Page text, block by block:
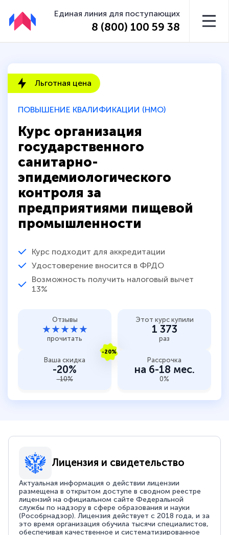
Единая линия для поступающих
8 (800) 100 59 38
ПОВЫШЕНИЕ КВАЛИФИКАЦИИ (НМО)
Курс организация
государственного
санитарно-
эпидемиологического
контроля за
предприятиями пищевой
промышленности
Курс подходит для аккредитации
Удостоверение вносится в ФРДО
Возможность получить налоговый вычет
13%
Льготная цена
Отзывы
★★★★★
прочитать
Этот курс купили
1 373
раз
-20%
Ваша скидка
-20%
-10%
Рассрочка
на 6-18 мес.
0%
Лицензия и свидетельство
Актуальная информация о действии лицензии
размещена в открытом доступе в сводном реестре
лицензий на официальном сайте Федеральной
службы по надзору в сфере образования и науки
(Рособрнадзор). Лицензия действует с 2018 года, и за
это время организация обучила тысячи специалистов,
обеспечивая качественное и систематизированное